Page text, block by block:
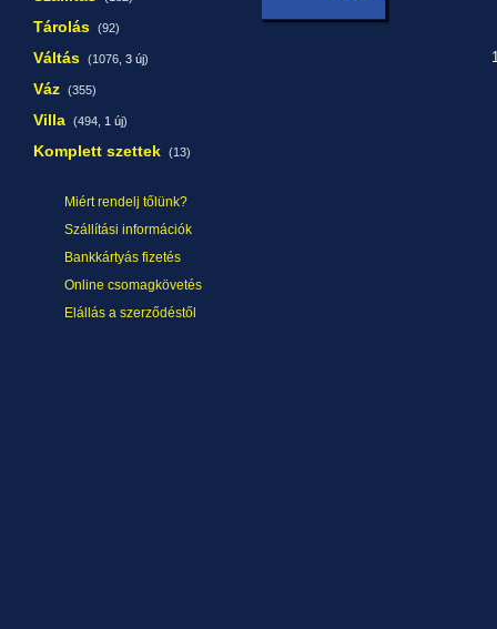
Tárolás (92)
Váltás (1076, 3 új)
Váz (355)
Villa (494, 1 új)
Komplett szettek (13)
Miért rendelj tőlünk?
Szállítási információk
Bankkártyás fizetés
Online csomagkövetés
Elállás a szerződéstől